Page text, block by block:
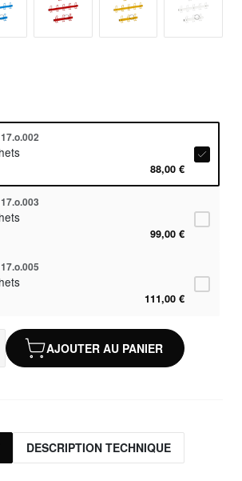
88,00 €
99,00 €
111,00 €
AJOUTER AU PANIER
DESCRIPTION TECHNIQUE